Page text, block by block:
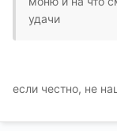
удачи
если честно, не